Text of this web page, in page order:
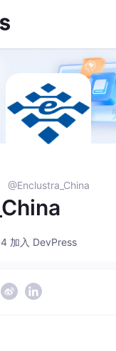
@Enclustra_China
加入 DevPress